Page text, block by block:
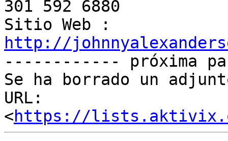
301 592 6880
http://
------------ próxima
Se ha borrado un
URL:
<https://